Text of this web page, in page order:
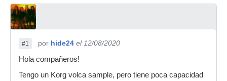
#1 por hide24 el 12/08/2020
Hola compañeros!
Tengo un Korg volca sample, pero tiene poca capacidad